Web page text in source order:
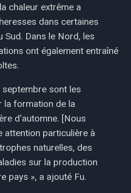
chaleur extrême a
dans certaines
Sud. Dans le Nord, les
ont également entraîné
septembre sont les
la formation de la
d'automne. [Nous
attention particulière à
naturelles, des
sur la production
pays », a ajouté Fu.